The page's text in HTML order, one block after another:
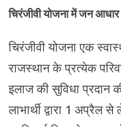
चिरंजीवी योजना में जन
चिरंजीवी योजना एक
राजस्थान के प्रत्येक
इलाज की सुविधा प्रदान
लाभार्थी द्वारा 1